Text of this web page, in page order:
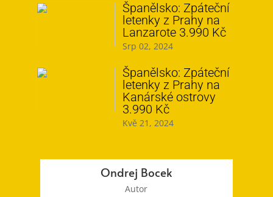
Španělsko: Zpáteční
letenky z Prahy na
Lanzarote 3.990 Kč
Srp 02, 2024
Španělsko: Zpáteční
letenky z Prahy na
Kanárské ostrovy
3.990 Kč
Kvě 21, 2024
Ondrej Bocek
Autor